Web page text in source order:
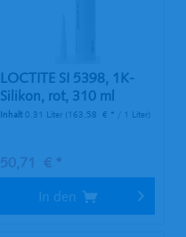
LOCTITE SI 5398, 1K-
Silikon, rot, 310 ml
Kartusche
Inhalt0.31 Liter (163,58 € * / 1 Liter)
50,71 € *
In den